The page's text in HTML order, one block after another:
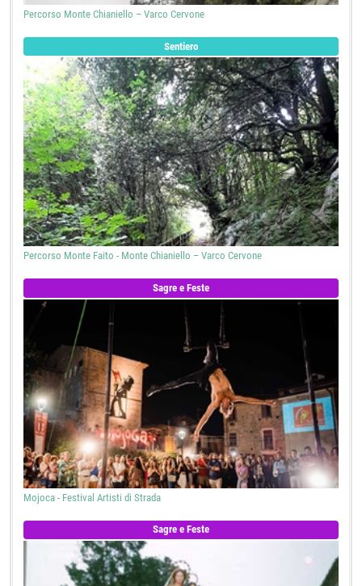
Percorso Monte Chianiello – Varco Cervone
Sentiero
Percorso Monte Faito - Monte Chianiello – Varco Cervone
Sagre e Feste
Mojoca - Festival Artisti di Strada
Sagre e Feste